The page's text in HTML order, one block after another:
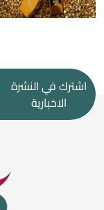
اشترك في النشرة
الاخبارية